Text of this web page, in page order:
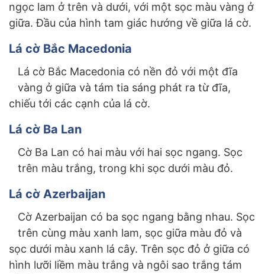
ngọc lam ở trên và dưới, với một sọc màu vàng ở
giữa. Đầu của hình tam giác hướng về giữa lá cờ.
Lá cờ Bắc Macedonia
Lá cờ Bắc Macedonia có nền đỏ với một đĩa
vàng ở giữa và tám tia sáng phát ra từ đĩa,
chiếu tới các cạnh của lá cờ.
Lá cờ Ba Lan
Cờ Ba Lan có hai màu với hai sọc ngang. Sọc
trên màu trắng, trong khi sọc dưới màu đỏ.
Lá cờ Azerbaijan
Cờ Azerbaijan có ba sọc ngang bằng nhau. Sọc
trên cùng màu xanh lam, sọc giữa màu đỏ và
sọc dưới màu xanh lá cây. Trên sọc đỏ ở giữa có
hình lưỡi liềm màu trắng và ngôi sao trắng tám